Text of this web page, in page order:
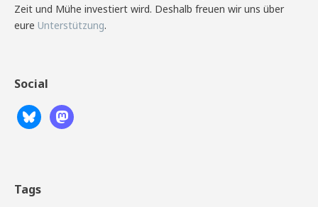
Zeit und Mühe investiert wird. Deshalb freuen wir uns über
eure Unterstützung.
Social
Tags